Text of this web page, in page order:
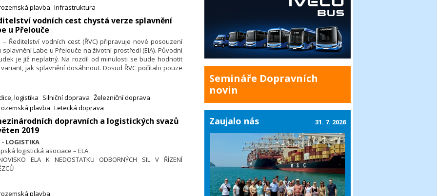
Tomiková.
plavba Infrastruktura
vodních cest chystá verze splavnění
u Přelouče
– Ředitelství vodních cest (ŘVC) připravuje nové posouzení
splavnění Labe u Přelouče na životní prostředí (EIA). Původní
je již neplatný. Na rozdíl od minulosti se bude hodnotit
jak splavnění dosáhnout. Dosud ŘVC počítalo pouze
logistika Silniční doprava Železniční doprava
plavba Letecká doprava
dopravních a logistických svazů
2019
- LOGISTIKA
logistická asociace – ELA
ELA K NEDOSTATKU ODBORNÝCH SIL V ŘÍZENÍ
plavba
Semináře Dopravních
novin
Zaujalo nás 31. 7. 2026